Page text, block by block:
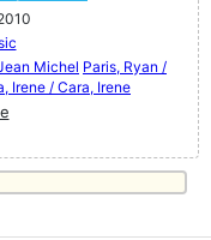
Michel Paris, Ryan /
Irene / Cara, Irene